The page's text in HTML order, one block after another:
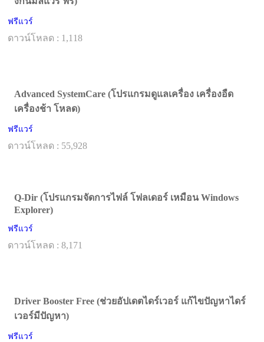
ฟรีแวร์
ดาวน์โหลด : 1,118
Advanced SystemCare (โปรแกรมดูแลเครื่อง เครื่องอืด
เครื่องช้า โหลด)
ฟรีแวร์
ดาวน์โหลด : 55,928
Q-Dir (โปรแกรมจัดการไฟล์ โฟลเดอร์ เหมือน Windows
Explorer)
ฟรีแวร์
ดาวน์โหลด : 8,171
Driver Booster Free (ช่วยอัปเดตไดร์เวอร์ แก้ไขปัญหาไดร์
เวอร์มีปัญหา)
ฟรีแวร์